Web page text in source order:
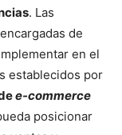
. Las
de
en el
establecidos por
e-commerce
posicionar